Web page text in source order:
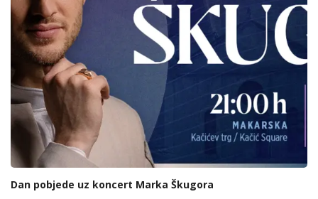
Dan pobjede uz koncert Marka Škugora